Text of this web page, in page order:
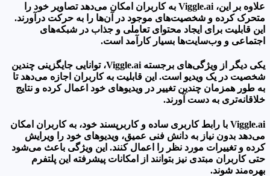
علاوه بر این، Viggle.ai به کاربران امکان می‌دهد تصاویر خود را
متحرک کرده و شخصیت‌های موجود در آن‌ها را به حرکت درآورند.
این قابلیت برای ایجاد محتوای تعاملی و جذاب در شبکه‌های
اجتماعی و وب‌سایت‌ها بسیار کارآمد است.
یکی دیگر از ویژگی‌های برجسته Viggle.ai، توانایی جایگزینی چندین
شخصیت در یک ویدیو است. این قابلیت به کاربران اجازه می‌دهد تا
به طور همزمان چندین تغییر در ویدیوهای خود اعمال کرده و نتایج
خلاقانه‌تری به دست آورند.
Viggle.ai با رابط کاربری ساده و کاربرپسند خود، به کاربران امکان
می‌دهد بدون نیاز به دانش فنی عمیق، ویدیوهای خود را ویرایش
کرده و تغییرات مورد نظر را اعمال کنند. این ویژگی باعث می‌شود
حتی کاربران مبتدی نیز بتوانند از امکانات پیشرفته این پلتفرم
بهره‌مند شوند.